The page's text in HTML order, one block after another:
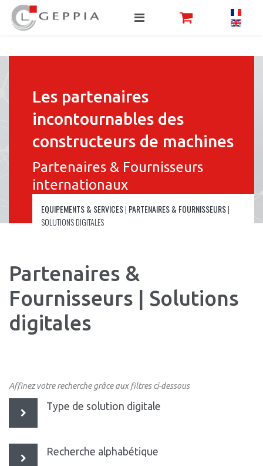
Les partenaires
incontournables des
constructeurs de machines
Partenaires & Fournisseurs
internationaux
EQUIPEMENTS & SERVICES| PARTENAIRES & FOURNISSEURS|
SOLUTIONS DIGITALES
Partenaires &
Fournisseurs | Solutions
digitales
Affinez votre recherche grâce aux filtres ci-dessous
Type de solution digitale
Recherche alphabétique